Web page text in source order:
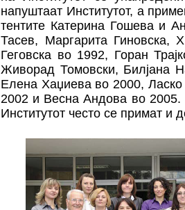
напуштаат Институтот, а
тентите Катерина Гошева и
Тасев, Маргарита Гиновска,
Геговска во 1992, Горан
Живорад Томовски, Билјана
Елена Хаџиева во 2000, Ласко
2002 и Весна Андова во 2005.
Институтот често се примат и